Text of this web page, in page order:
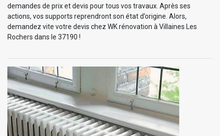
demandes de prix et devis pour tous vos travaux. Après ses
actions, vos supports reprendront son état d’origine. Alors,
demandez vite votre devis chez WK rénovation à Villaines Les
Rochers dans le 37190 !